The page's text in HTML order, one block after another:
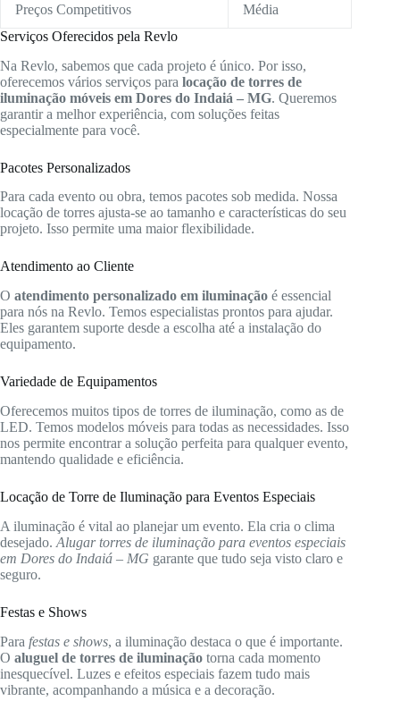
Preços Competitivos
Média
Serviços Oferecidos pela Revlo
Na Revlo, sabemos que cada projeto é único. Por isso,
oferecemos vários serviços para locação de torres de
iluminação móveis em Dores do Indaiá – MG. Queremos
garantir a melhor experiência, com soluções feitas
especialmente para você.
Pacotes Personalizados
Para cada evento ou obra, temos pacotes sob medida. Nossa
locação de torres ajusta-se ao tamanho e características do seu
projeto. Isso permite uma maior flexibilidade.
Atendimento ao Cliente
O atendimento personalizado em iluminação é essencial
para nós na Revlo. Temos especialistas prontos para ajudar.
Eles garantem suporte desde a escolha até a instalação do
equipamento.
Variedade de Equipamentos
Oferecemos muitos tipos de torres de iluminação, como as de
LED. Temos modelos móveis para todas as necessidades. Isso
nos permite encontrar a solução perfeita para qualquer evento,
mantendo qualidade e eficiência.
Locação de Torre de Iluminação para Eventos Especiais
A iluminação é vital ao planejar um evento. Ela cria o clima
desejado. Alugar torres de iluminação para eventos especiais
em Dores do Indaiá – MG garante que tudo seja visto claro e
seguro.
Festas e Shows
Para festas e shows, a iluminação destaca o que é importante.
O aluguel de torres de iluminação torna cada momento
inesquecível. Luzes e efeitos especiais fazem tudo mais
vibrante, acompanhando a música e a decoração.